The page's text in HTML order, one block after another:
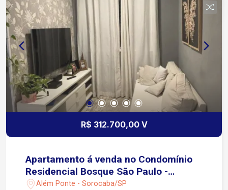
R$ 312.700,00 V
Apartamento á venda no Condomínio
Residencial Bosque São Paulo -
Sorocaba/SP
Além Ponte - Sorocaba/SP